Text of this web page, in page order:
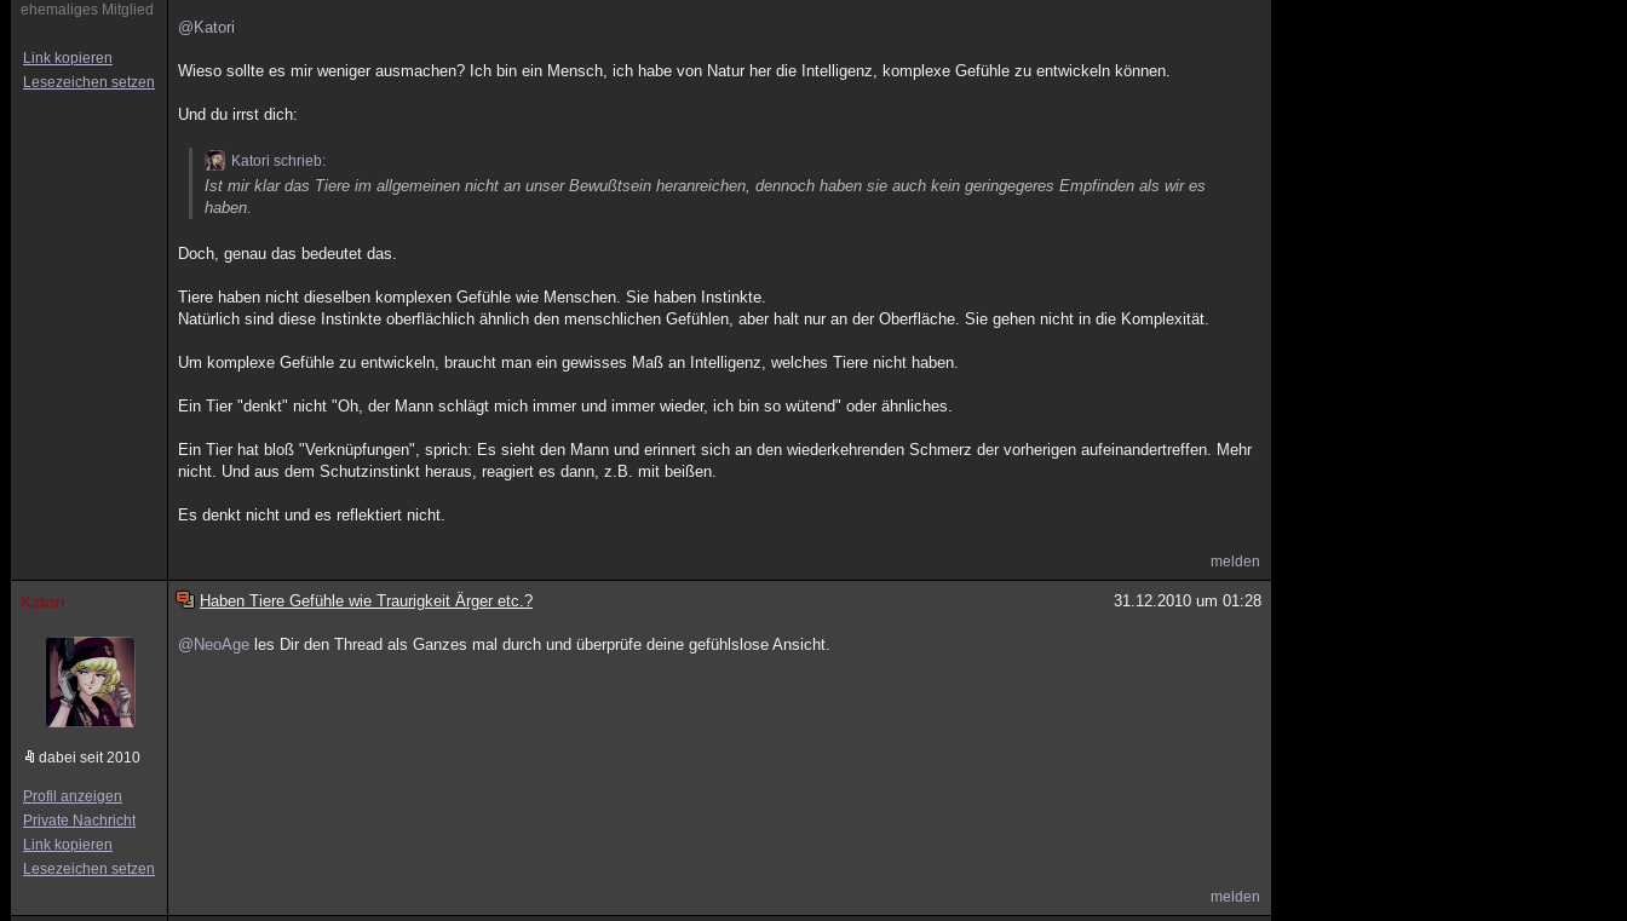
ehemaliges Mitglied
Link kopieren
Lesezeichen setzen
@Katori
Wieso sollte es mir weniger ausmachen? Ich bin ein Mensch, ich habe von Natur her die Intelligenz, komplexe Gefühle zu entwickeln können.
Und du irrst dich:
Katori schrieb:
Ist mir klar das Tiere im allgemeinen nicht an unser Bewußtsein heranreichen, dennoch haben sie auch kein geringegeres Empfinden als wir es
haben.
Doch, genau das bedeutet das.
Tiere haben nicht dieselben komplexen Gefühle wie Menschen. Sie haben Instinkte.
Natürlich sind diese Instinkte oberflächlich ähnlich den menschlichen Gefühlen, aber halt nur an der Oberfläche. Sie gehen nicht in die Komplexität.
Um komplexe Gefühle zu entwickeln, braucht man ein gewisses Maß an Intelligenz, welches Tiere nicht haben.
Ein Tier "denkt" nicht "Oh, der Mann schlägt mich immer und immer wieder, ich bin so wütend" oder ähnliches.
Ein Tier hat bloß "Verknüpfungen", sprich: Es sieht den Mann und erinnert sich an den wiederkehrenden Schmerz der vorherigen aufeinandertreffen. Mehr
nicht. Und aus dem Schutzinstinkt heraus, reagiert es dann, z.B. mit beißen.
Es denkt nicht und es reflektiert nicht.
melden
Katori
dabei seit 2010
Profil anzeigen
Private Nachricht
Link kopieren
Lesezeichen setzen
Haben Tiere Gefühle wie Traurigkeit Ärger etc.? 31.12.2010 um 01:28
@NeoAge les Dir den Thread als Ganzes mal durch und überprüfe deine gefühlslose Ansicht.
melden